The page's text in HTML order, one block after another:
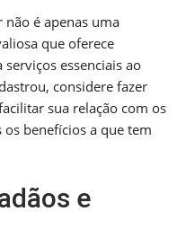
é apenas uma
que oferece
serviços essenciais ao
considere fazer
sua relação com os
os benefícios a que tem
e